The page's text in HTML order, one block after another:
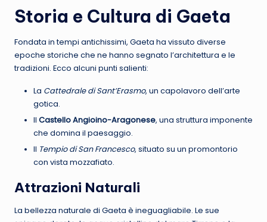
Storia e Cultura di Gaeta
Fondata in tempi antichissimi, Gaeta ha vissuto diverse
epoche storiche che ne hanno segnato l’architettura e le
tradizioni. Ecco alcuni punti salienti:
La Cattedrale di Sant’Erasmo, un capolavoro dell’arte
gotica.
Il Castello Angioino-Aragonese, una struttura imponente
che domina il paesaggio.
Il Tempio di San Francesco, situato su un promontorio
con vista mozzafiato.
Attrazioni Naturali
La bellezza naturale di Gaeta è ineguagliabile. Le sue